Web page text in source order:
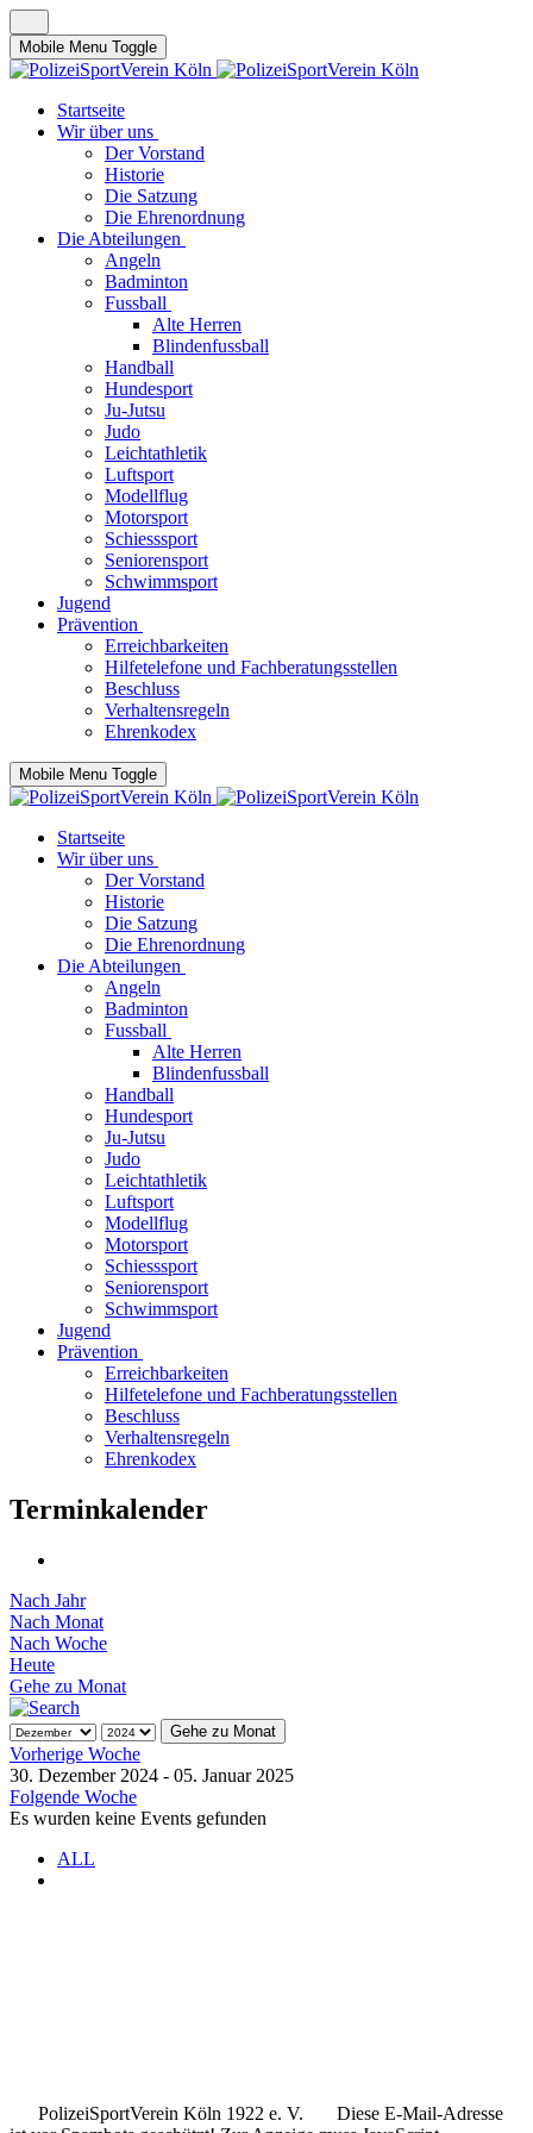
Mobile Menu Toggle
Startseite
Wir über uns
Der Vorstand
Historie
Die Satzung
Die Ehrenordnung
Die Abteilungen
Angeln
Badminton
Fussball
Alte Herren
Blindenfussball
Handball
Hundesport
Ju-Jutsu
Judo
Leichtathletik
Luftsport
Modellflug
Motorsport
Schiesssport
Seniorensport
Schwimmsport
Jugend
Prävention
Erreichbarkeiten
Hilfetelefone und Fachberatungsstellen
Beschluss
Verhaltensregeln
Ehrenkodex
Mobile Menu Toggle
Startseite
Wir über uns
Der Vorstand
Historie
Die Satzung
Die Ehrenordnung
Die Abteilungen
Angeln
Badminton
Fussball
Alte Herren
Blindenfussball
Handball
Hundesport
Ju-Jutsu
Judo
Leichtathletik
Luftsport
Modellflug
Motorsport
Schiesssport
Seniorensport
Schwimmsport
Jugend
Prävention
Erreichbarkeiten
Hilfetelefone und Fachberatungsstellen
Beschluss
Verhaltensregeln
Ehrenkodex
Terminkalender
Nach Jahr
Nach Monat
Nach Woche
Heute
Gehe zu Monat
Gehe zu Monat
Vorherige Woche
30. Dezember 2024 - 05. Januar 2025
Folgende Woche
Es wurden keine Events gefunden
ALL
PolizeiSportVerein Köln 1922 e. V.
Diese E-Mail-Adresse